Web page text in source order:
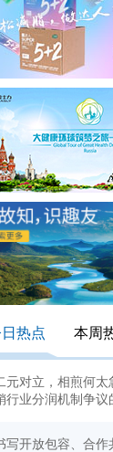
热点 本周
元对立，相煎何
行业分润机制争议
写开放包容、合作